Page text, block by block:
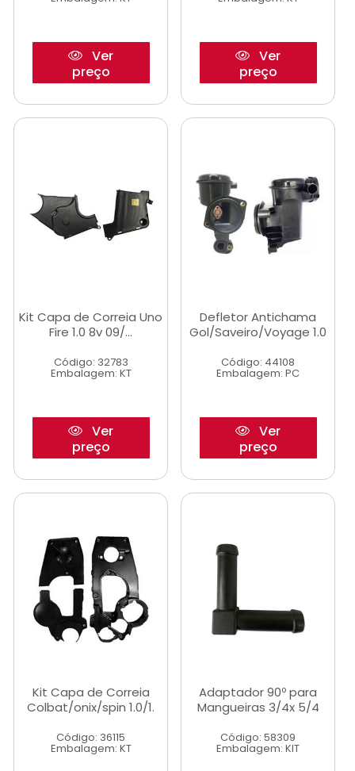
Ver
preço
Ver
preço
Kit Capa de Correia Uno
Fire 1.0 8v 09/...
Código: 32783
Embalagem: KT
Ver
preço
Defletor Antichama
Gol/Saveiro/Voyage 1.0
Código: 44108
Embalagem: PC
Ver
preço
Kit Capa de Correia
Colbat/onix/spin 1.0/1.
Código: 36115
Embalagem: KT
Adaptador 90º para
Mangueiras 3/4x 5/4
Código: 58309
Embalagem: KIT